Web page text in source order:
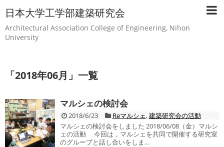
日本大学工学部建築研究会
Architectural Association College of Engineering, Nihon
University
「2018年06月 」 一覧
マルシェの検討会
2018/6/23 Reマルシェ,建築研究会の活動
マルシェの検討会をしました 2018/06/08（金）マルシ
ェの活動 今回は，マルシェを共同で開催する研究室
のグループと話し合いをしま...